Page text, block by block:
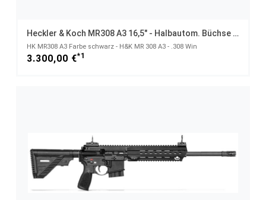
Heckler & Koch MR308 A3 16,5" - Halbautom. Büchse .308 Win.
HK MR308 A3 Farbe schwarz - H&K MR 308 A3 - .308 Win
3.300,00 €*1